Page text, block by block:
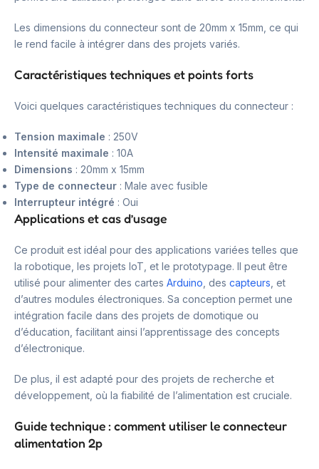
Les dimensions du connecteur sont de 20mm x 15mm, ce qui
le rend facile à intégrer dans des projets variés.
Caractéristiques techniques et points forts
Voici quelques caractéristiques techniques du connecteur :
Tension maximale : 250V
Intensité maximale : 10A
Dimensions : 20mm x 15mm
Type de connecteur : Male avec fusible
Interrupteur intégré : Oui
Applications et cas d’usage
Ce produit est idéal pour des applications variées telles que
la robotique, les projets IoT, et le prototypage. Il peut être
utilisé pour alimenter des cartes Arduino , des capteurs , et
d’autres modules électroniques. Sa conception permet une
intégration facile dans des projets de domotique ou
d’éducation, facilitant ainsi l’apprentissage des concepts
d’électronique.
De plus, il est adapté pour des projets de recherche et
développement, où la fiabilité de l’alimentation est cruciale.
Guide technique : comment utiliser le connecteur
alimentation 2p